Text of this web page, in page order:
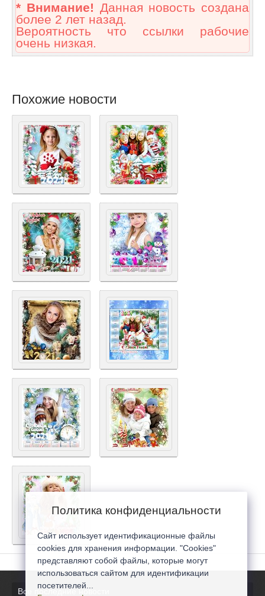
* Внимание! Данная новость создана
более 2 лет назад.
Вероятность что ссылки рабочие
очень низкая.
Похожие новости
Все последние новости
Политика конфиденциальности
Сайт использует идентификационные файлы
cookies для хранения информации. "Cookies"
представляют собой файлы, которые могут
использоваться сайтом для идентификации
посетителей...